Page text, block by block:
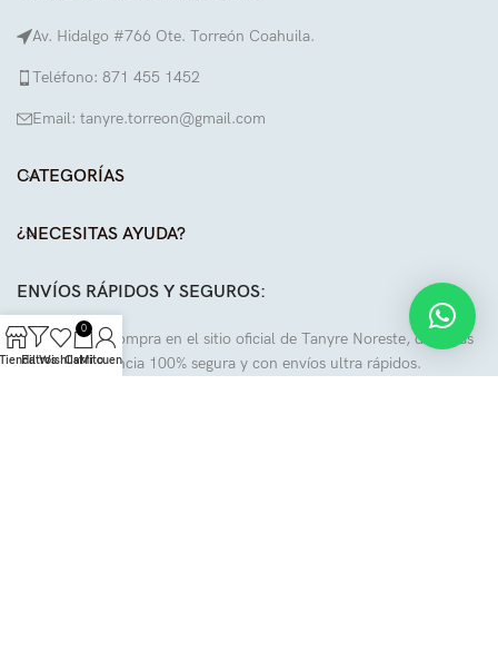
Av. Hidalgo #766 Ote. Torreón Coahuila.
Teléfono: 871 455 1452
Email: tanyre.torreon@gmail.com
CATEGORÍAS
¿NECESITAS AYUDA?
ENVÍOS RÁPIDOS Y SEGUROS:
Al realizar tu compra en el sitio oficial de Tanyre Noreste, disfrutas
de una experiencia 100% segura y con envíos ultra rápidos.
FiltrosWishlist
0
Carrito
Mi cuenta